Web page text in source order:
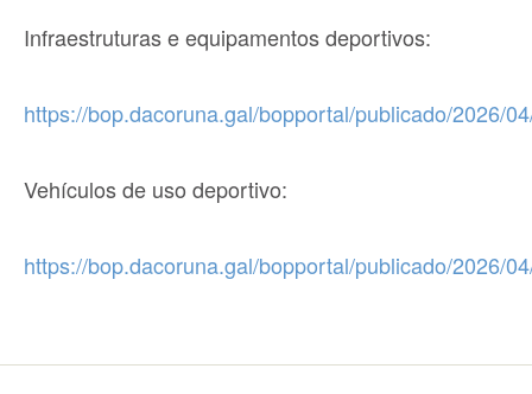
Infraestruturas e equipamentos deportivos:
https://bop.dacoruna.gal/bopportal/publicado/2026/
Vehículos de uso deportivo:
https://bop.dacoruna.gal/bopportal/publicado/2026/